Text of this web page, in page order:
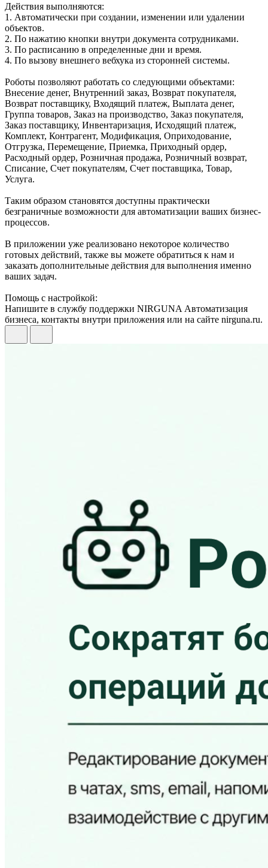
Действия выполняются:
1. Автоматически при создании, изменении или удалении
объектов.
2. По нажатию кнопки внутри документа сотрудниками.
3. По расписанию в определенные дни и время.
4. По вызову внешнего вебхука из сторонней системы.
Роботы позволяют работать со следующими объектами:
Внесение денег, Внутренний заказ, Возврат покупателя,
Возврат поставщику, Входящий платеж, Выплата денег,
Группа товаров, Заказ на производство, Заказ покупателя,
Заказ поставщику, Инвентаризация, Исходящий платеж,
Комплект, Контрагент, Модификация, Оприходование,
Отгрузка, Перемещение, Приемка, Приходный ордер,
Расходный ордер, Розничная продажа, Розничный возврат,
Списание, Счет покупателям, Счет поставщика, Товар,
Услуга.
Таким образом становятся доступны практически
безграничные возможности для автоматизации ваших бизнес-
процессов.
В приложении уже реализовано некоторое количество
готовых действий, также вы можете обратиться к нам и
заказать дополнительные действия для выполнения именно
ваших задач.
Помощь с настройкой:
Напишите в службу поддержки NIRGUNA Автоматизация
бизнеса, контакты внутри приложения или на сайте nirguna.ru.